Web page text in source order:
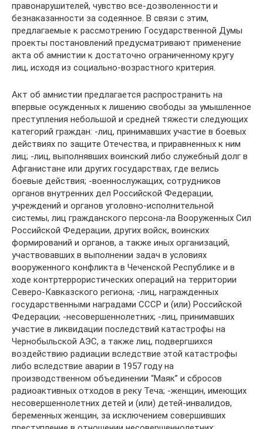
правонарушителей, чувство все-дозволенности и
безнаказанности за содеянное. В связи с этим,
предлагаемые к рассмотрению Государственной Думы
проекты постановлений предусматривают применение
акта об амнистии к достаточно ограниченному кругу
лиц, исходя из социально-возрастного критерия.
Акт об амнистии предлагается распространить на
впервые осужденных к лишению свободы за умышленное
преступления небольшой и средней тяжести следующих
категорий граждан: -лиц, принимавших участие в боевых
действиях по защите Отечества, и приравненных к ним
лиц; -лиц, выполнявших воинский либо служебный долг в
Афганистане или других государствах, где велись
боевые действия; -военнослужащих, сотрудников
органов внутренних дел Российской Федерации,
учреждений и органов уголовно-исполнительной
системы, лиц гражданского персона-ла Вооруженных Сил
Российской Федерации, других войск, воинских
формирований и органов, а также иных организаций,
участвовавших в выполнении задач в условиях
вооруженного конфликта в Чеченской Республике и в
ходе контртеррористических операций на территории
Северо-Кавказского региона; -лиц, награжденных
государственными наградами СССР и (или) Российской
Федерации; -несовершеннолетних; -лиц, принимавших
участие в ликвидации последствий катастрофы на
Чернобыльской АЭС, а также лиц, подвергшихся
воздействию радиации вследствие этой катастрофы
либо вследствие аварии в 1957 году на
производственном объединении “Маяк” и сбросов
радиоактивных отходов в реку Теча; -женщин, имеющих
несовершеннолетних детей и (или) детей-инвалидов,
беременных женщин, за исключением совершивших